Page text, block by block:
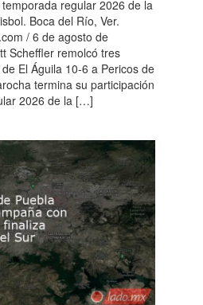
regular 2026 de la
Boca del Río, Ver.
/ 6 de agosto de
Scheffler remolcó tres
El Águila 10-6 a Pericos de
termina su participación
2026 de la […]